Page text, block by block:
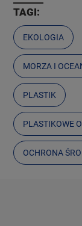
TAGI:
EKOLOGIA
MORZA I
PLASTIK
PLASTIKOWE
OCHRONA